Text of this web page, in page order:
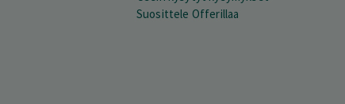
Suosittele Offerillaa